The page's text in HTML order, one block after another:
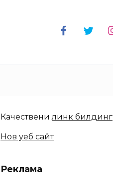
Качественилинк билдинг
Нов уеб сайт
Реклама